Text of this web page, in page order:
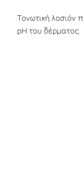
Τονωτική λοσιόν
pH του δέρματος.